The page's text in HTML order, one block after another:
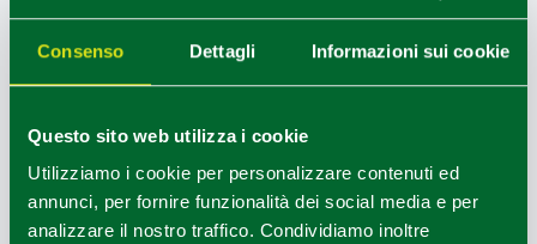
Consenso Dettagli Informazioni sui cookie
Questo sito web utilizza i cookie
Utilizziamo i cookie per personalizzare contenuti ed
annunci, per fornire funzionalità dei social media e per
analizzare il nostro traffico. Condividiamo inoltre
Proseguendo per Reggio Emilia, sempre in argine
destro, arriviamo nel cuore delle vicende di Don
Camillo e Peppone, Brescello, paese/set a cielo
dalla campana che pende da una trave sotto il
Tra le soste consigliate, ilMuseo Don Camillo e
Peppone– con una raccolta di numerosi cimeli e